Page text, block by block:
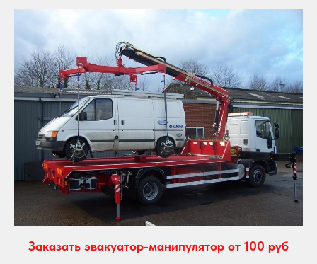
Заказать эвакуатор-манипулятор от 100 руб